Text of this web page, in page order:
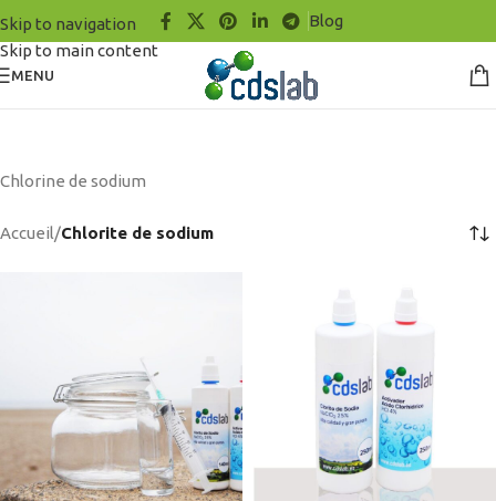
Skip to navigation
Skip to main content
Blog
MENU
Chlorine de sodium
Accueil/Chlorite de sodium